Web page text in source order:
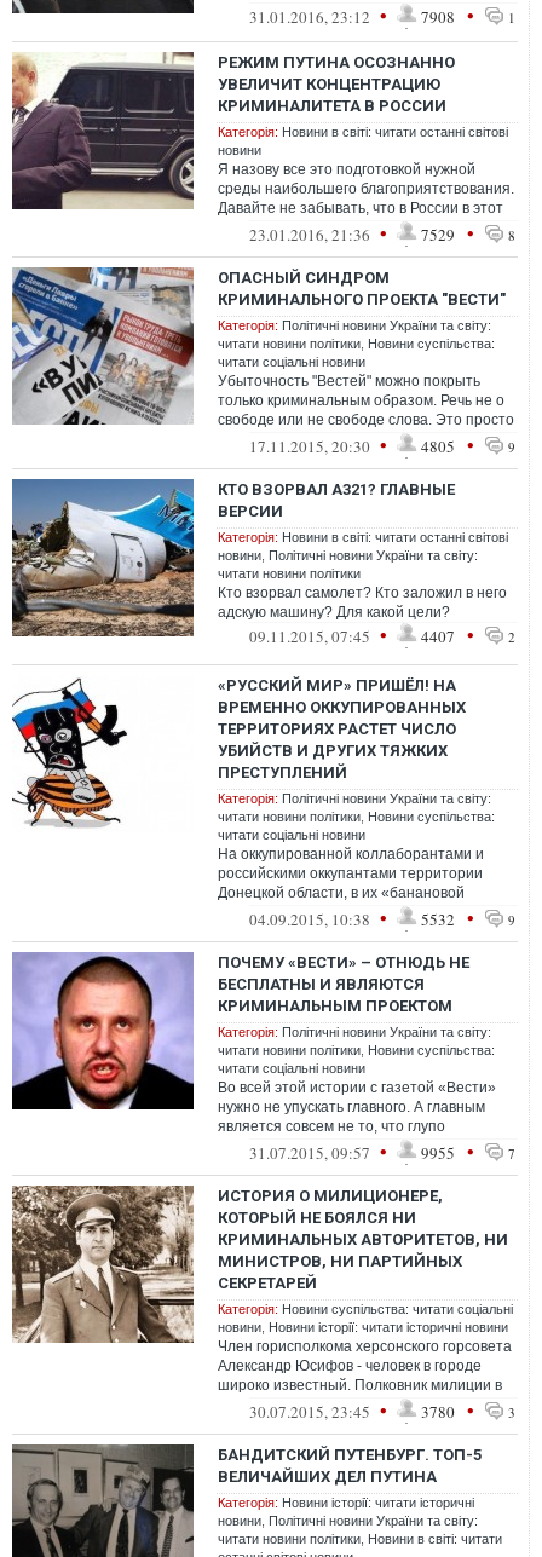
федеральными «коллегами», а также
31.01.2016, 23:12 • 7908 • 1
РЕЖИМ ПУТИНА ОСОЗНАННО
УВЕЛИЧИТ КОНЦЕНТРАЦИЮ
КРИМИНАЛИТЕТА В РОССИИ
Категорія: Новини в світі: читати останні світові
новини
Я назову все это подготовкой нужной
среды наибольшего благоприятствования.
Давайте не забывать, что в России в этот
момент кризис и работы нет ни для ...
23.01.2016, 21:36 • 7529 • 8
ОПАСНЫЙ СИНДРОМ
КРИМИНАЛЬНОГО ПРОЕКТА "ВЕСТИ"
Категорія: Політичні новини України та світу:
читати новини політики Новини суспільства:
читати соціальні новини
Убыточность "Вестей" можно покрыть
только криминальным образом. Речь не о
свободе или не свободе слова. Это просто
нечестно. И опасно. Земляки, а что
17.11.2015, 20:30 • 4805 • 9
КТО ВЗОРВАЛ А321? ГЛАВНЫЕ
ВЕРСИИ
Категорія: Новини в світі: читати останні світові
новини Політичні новини України та світу:
читати новини політики
Кто взорвал самолет? Кто заложил в него
адскую машину? Для какой цели?
09.11.2015, 07:45 • 4407 • 2
«РУССКИЙ МИР» ПРИШЁЛ! НА
ВРЕМЕННО ОККУПИРОВАННЫХ
ТЕРРИТОРИЯХ РАСТЕТ ЧИСЛО
УБИЙСТВ И ДРУГИХ ТЯЖКИХ
ПРЕСТУПЛЕНИЙ
Категорія: Політичні новини України та світу:
читати новини політики Новини суспільства:
читати соціальні новини
На оккупированной коллаборантами и
российскими оккупантами территории
Донецкой области, в их «банановой
республике» царит криминал и беспредел
04.09.2015, 10:38 • 5532 • 9
ПОЧЕМУ «ВЕСТИ» – ОТНЮДЬ НЕ
БЕСПЛАТНЫ И ЯВЛЯЮТСЯ
КРИМИНАЛЬНЫМ ПРОЕКТОМ
Категорія: Політичні новини України та світу:
читати новини політики Новини суспільства:
читати соціальні новини
Во всей этой истории с газетой «Вести»
нужно не упускать главного. А главным
является совсем не то, что глупо
оправдывавшегося Гужву поменяли на
31.07.2015, 09:57 • 9955 • 7
ИСТОРИЯ О МИЛИЦИОНЕРЕ,
КОТОРЫЙ НЕ БОЯЛСЯ НИ
КРИМИНАЛЬНЫХ АВТОРИТЕТОВ, НИ
МИНИСТРОВ, НИ ПАРТИЙНЫХ
СЕКРЕТАРЕЙ
Категорія: Новини суспільства: читати соціальні
новини Новини історії: читати історичні новини
Член горисполкома херсонского горсовета
Александр Юсифов - человек в городе
широко известный. Полковник милиции в
отставке, бывший первый заместитель ...
30.07.2015, 23:45 • 3780 • 3
БАНДИТСКИЙ ПУТЕНБУРГ. ТОП-5
ВЕЛИЧАЙШИХ ДЕЛ ПУТИНА
Категорія: Новини історії: читати історичні
новини Політичні новини України та світу:
читати новини політики Новини в світі: читати